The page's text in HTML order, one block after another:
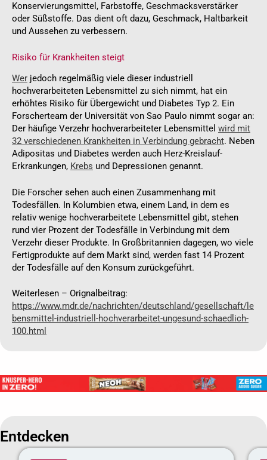
Konservierungsmittel, Farbstoffe, Geschmacksverstärker
oder Süßstoffe. Das dient oft dazu, Geschmack, Haltbarkeit
und Aussehen zu verbessern.
Risiko für Krankheiten steigt
Wer jedoch regelmäßig viele dieser industriell
hochverarbeiteten Lebensmittel zu sich nimmt, hat ein
erhöhtes Risiko für Übergewicht und Diabetes Typ 2. Ein
Forscherteam der Universität von Sao Paulo nimmt sogar an:
Der häufige Verzehr hochverarbeiteter Lebensmittel wird mit
32 verschiedenen Krankheiten in Verbindung gebracht. Neben
Adipositas und Diabetes werden auch Herz-Kreislauf-
Erkrankungen, Krebs und Depressionen genannt.
Die Forscher sehen auch einen Zusammenhang mit
Todesfällen. In Kolumbien etwa, einem Land, in dem es
relativ wenige hochverarbeitete Lebensmittel gibt, stehen
rund vier Prozent der Todesfälle in Verbindung mit dem
Verzehr dieser Produkte. In Großbritannien dagegen, wo viele
Fertigprodukte auf dem Markt sind, werden fast 14 Prozent
der Todesfälle auf den Konsum zurückgeführt.
Weiterlesen – Orignalbeitrag:
https://www.mdr.de/nachrichten/deutschland/gesellschaft/le
bensmittel-industriell-hochverarbeitet-ungesund-schaedlich-
100.html
Entdecken